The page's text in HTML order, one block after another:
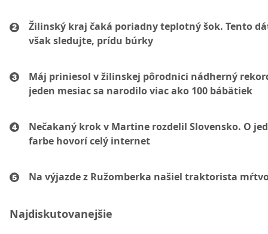
Žilinský kraj čaká poriadny teplotný šok. Tento
však sledujte, prídu búrky
Máj priniesol v žilinskej pôrodnici nádherný
jeden mesiac sa narodilo viac ako 100 bábätiek
Nečakaný krok v Martine rozdelil Slovensko. O
farbe hovorí celý internet
Na výjazde z Ružomberka našiel traktorista
Najdiskutovanejšie